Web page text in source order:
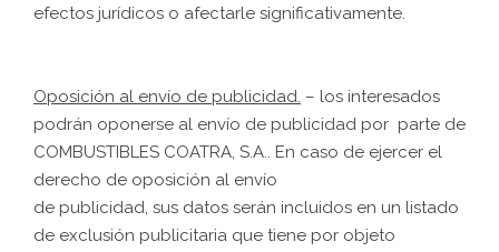
efectos jurídicos o afectarle significativamente.
Oposición al envío de publicidad. – los interesados
podrán oponerse al envío de publicidad por parte de
COMBUSTIBLES COATRA, S.A.. En caso de ejercer el
derecho de oposición al envío
de publicidad, sus datos serán incluidos en un listado
de exclusión publicitaria que tiene por objeto